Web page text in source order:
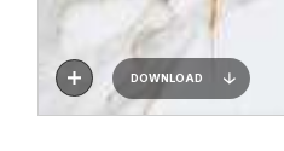
DOWNLOAD